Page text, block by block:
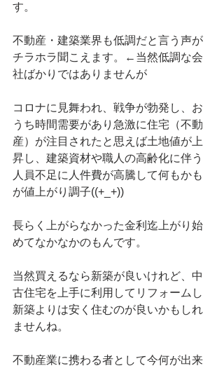
す。
不動産・建築業界も低調だと言う声が
チラホラ聞こえます。←当然低調な会
社ばかりではありませんが
コロナに見舞われ、戦争が勃発し、お
うち時間需要があり急激に住宅（不動
産）が注目されたと思えば土地値が上
昇し、建築資材や職人の高齢化に伴う
人員不足に人件費が高騰して何もかも
が値上がり調子((+_+))
長らく上がらなかった金利迄上がり始
めてなかなかのもんです。
当然買えるなら新築が良いけれど、中
古住宅を上手に利用してリフォームし
新築よりは安く住むのが良いかもしれ
ませんね。
不動産業に携わる者として今何が出来